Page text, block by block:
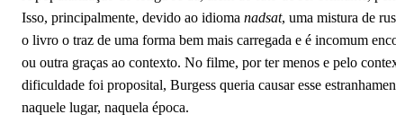
Isso, principalmente, devido ao idioma nadsat, uma mistura de
o livro o traz de uma forma bem mais carregada e é incomum
ou outra graças ao contexto. No filme, por ter menos e pelo
dificuldade foi proposital, Burgess queria causar esse
naquele lugar, naquela época.